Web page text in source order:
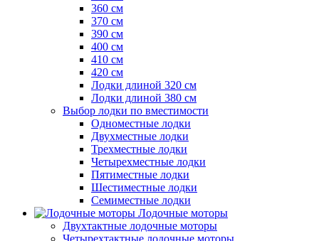
360 см
370 см
390 см
400 см
410 см
420 см
Лодки длиной 320 см
Лодки длиной 380 см
Выбор лодки по вместимости
Одноместные лодки
Двухместные лодки
Трехместные лодки
Четырехместные лодки
Пятиместные лодки
Шестиместные лодки
Семиместные лодки
Лодочные моторы
Двухтактные лодочные моторы
Четырехтактные лодочные моторы